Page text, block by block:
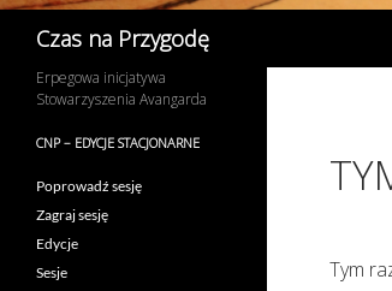
Czas na Przygodę
Tym
Erpegowa inicjatywa
Stowarzyszenia Avangarda
CNP – EDYCJE STACJONARNE
Poprowadź sesję
Zagraj sesję
Edycje
Sesje